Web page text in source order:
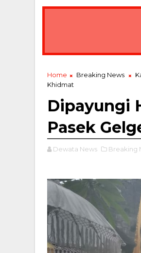
Home Breaking News
Khidmat
Dipayungi
Pasek
Dewata News Breaking